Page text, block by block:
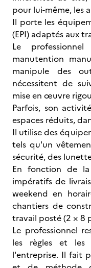
pour lui-même, les
Il porte les
(EPI) adaptés aux
Le
manutention
manipule des
nécessitent de
mise en œuvre
Parfois, son
espaces réduits,
Il utilise des
tels qu'un
sécurité, des
En fonction de
impératifs de
weekend en
chantiers de
travail posté (2 × 8
Le professionnel
les règles et les
l'entreprise. Il fait